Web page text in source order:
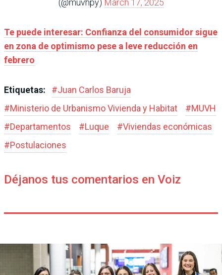
Te puede interesar: Confianza del consumidor sigue
en zona de optimismo pese a leve reducción en
febrero
Etiquetas: #Juan Carlos Baruja
#Ministerio de Urbanismo Vivienda y Habitat #MUVH
#Departamentos #Luque #Viviendas económicas
#Postulaciones
Déjanos tus comentarios en Voiz